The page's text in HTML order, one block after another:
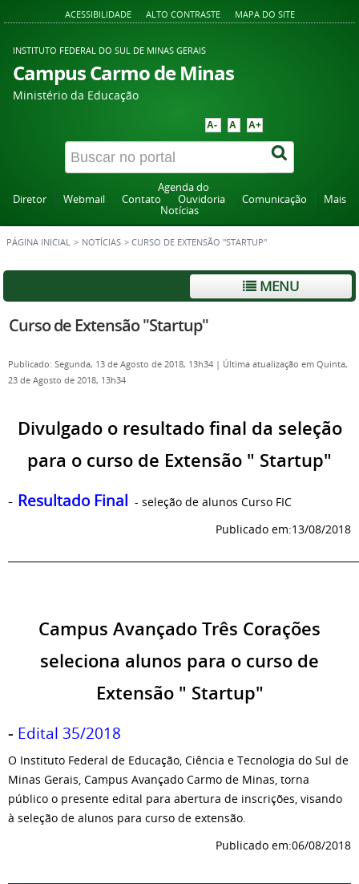
ACESSIBILIDADE ALTO CONTRASTE MAPA DO SITE
INSTITUTO FEDERAL DO SUL DE MINAS GERAIS
Campus Carmo de Minas
Ministério da Educação
A- A A+
Agenda do
Diretor
Webmail Contato Ouvidoria Comunicação
Mais
Notícias
PÁGINA INICIAL > NOTÍCIAS > CURSO DE EXTENSÃO "STARTUP"
MENU
Curso de Extensão "Startup"
Publicado: Segunda, 13 de Agosto de 2018, 13h34 | Última atualização em Quinta,
23 de Agosto de 2018, 13h34
Divulgado o resultado final da seleção
para o curso de Extensão " Startup"
- Resultado Final - seleção de alunos Curso FIC
Publicado em:13/08/2018
Campus Avançado Três Corações
seleciona alunos para o curso de
Extensão " Startup"
- Edital 35/2018
O Instituto Federal de Educação, Ciência e Tecnologia do Sul de
Minas Gerais, Campus Avançado Carmo de Minas, torna
público o presente edital para abertura de inscrições, visando
à seleção de alunos para curso de extensão.
Publicado em:06/08/2018